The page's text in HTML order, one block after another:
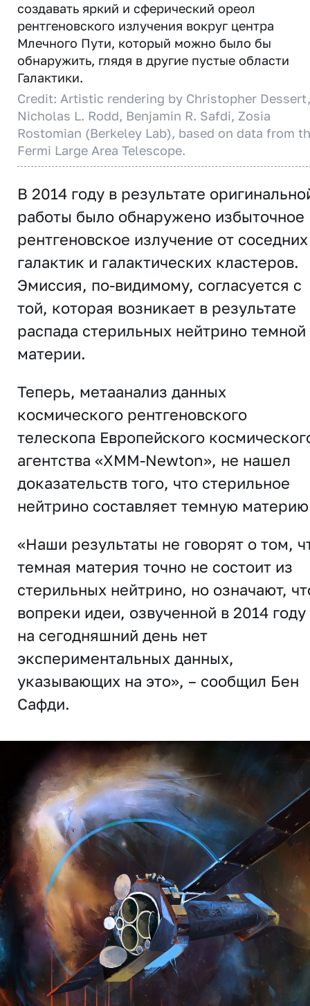
создавать яркий и сферический ореол
рентгеновского излучения вокруг центра
Млечного Пути, который можно было бы
обнаружить, глядя в другие пустые области
Галактики.
Credit: Artistic rendering by Christopher Dessert,
Nicholas L. Rodd, Benjamin R. Safdi, Zosia
Rostomian (Berkeley Lab), based on data from
Fermi Large Area Telescope.
В 2014 году в результате
работы было обнаружено избыточное
рентгеновское излучение от соседних
галактик и галактических кластеров.
Эмиссия, по-видимому, согласуется с
той, которая возникает в результате
распада стерильных нейтрино темной
материи.
Теперь, метаанализ данных
космического рентгеновского
телескопа Европейского
агентства «XMM-Newton», не нашел
доказательств того, что стерильное
нейтрино составляет темную
«Наши результаты не говорят о том,
темная материя точно не состоит из
стерильных нейтрино, но означают,
вопреки идеи, озвученной в 2014 году
на сегодняшний день нет
экспериментальных данных,
указывающих на это», – сообщил Бен
Сафди.